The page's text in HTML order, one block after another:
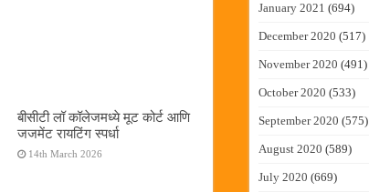
बीसीटी लॉ कॉलेजमध्ये मूट कोर्ट आणि
जजमेंट रायटिंग स्पर्धा
14th March 2026
January 2021 (694)
December 2020 (517)
November 2020 (491)
October 2020 (533)
September 2020 (575)
August 2020 (589)
July 2020 (669)